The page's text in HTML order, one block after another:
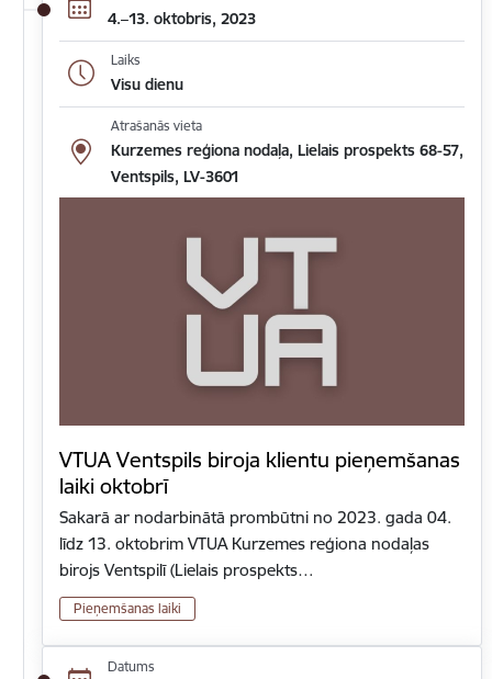
4.–13. oktobris, 2023
Laiks
Visu dienu
Atrašanās vieta
Kurzemes reģiona nodaļa, Lielais prospekts 68-57,
Ventspils, LV-3601
VTUA Ventspils biroja klientu pieņemšanas
laiki oktobrī
Sakarā ar nodarbinātā prombūtni no 2023. gada 04.
līdz 13. oktobrim VTUA Kurzemes reģiona nodaļas
birojs Ventspilī (Lielais prospekts…
Pieņemšanas laiki
Datums